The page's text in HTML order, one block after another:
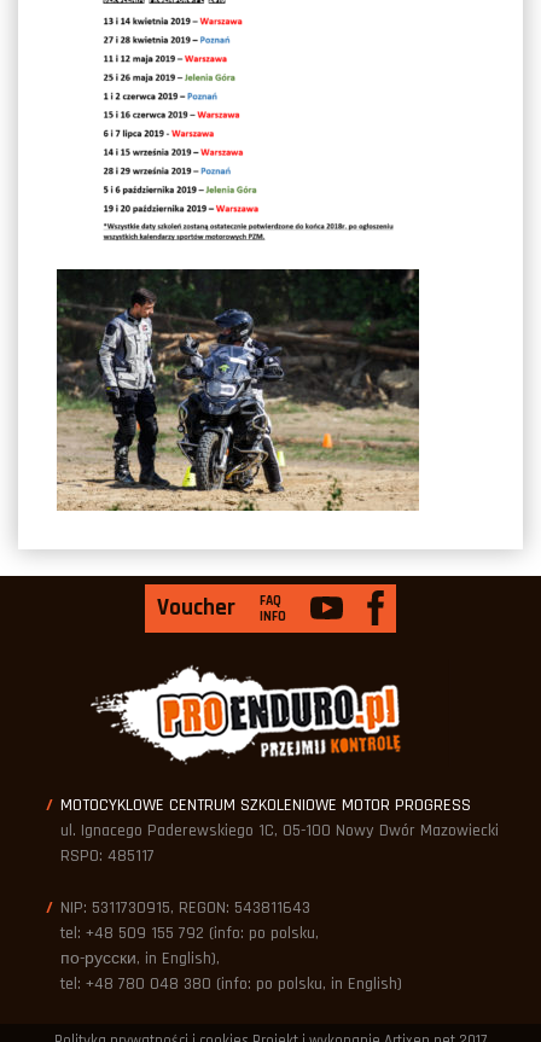
Voucher
FAQ
INFO
MOTOCYKLOWE CENTRUM SZKOLENIOWE MOTOR PROGRESS
ul. Ignacego Paderewskiego 1C, 05-100 Nowy Dwór Mazowiecki
RSPO: 485117
NIP: 5311730915, REGON: 543811643
tel: +48 509 155 792 (info: po polsku,
по-русски, in English),
tel: +48 780 048 380 (info: po polsku, in English)